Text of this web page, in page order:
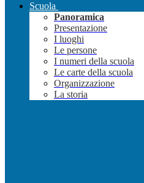
Scuola
Panoramica
Presentazione
I luoghi
Le persone
I numeri della scuola
Le carte della scuola
Organizzazione
La storia